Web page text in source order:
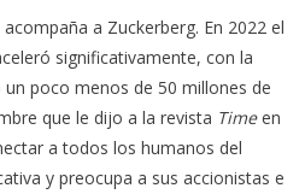
a Zuckerberg. En 2022 el
significativamente, con la
poco menos de 50 millones de
que le dijo a la revista Timeen
a todos los humanos del
y preocupa a sus accionistas e